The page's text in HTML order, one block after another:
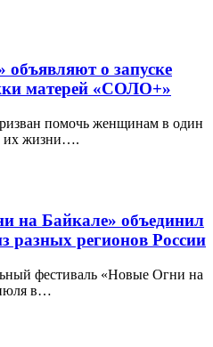
о запуске
матерей «СОЛО+»
помочь женщинам в один
их жизни….
на Байкале» объединил
разных регионов России
фестиваль «Новые Огни на
в…